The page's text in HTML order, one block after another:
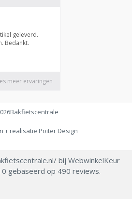
Bakfietscentrale
+ realisatie Poiter Design
bij WebwinkelKeur
gebaseerd op 490 reviews.